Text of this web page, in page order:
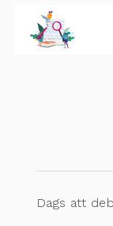
Dags att